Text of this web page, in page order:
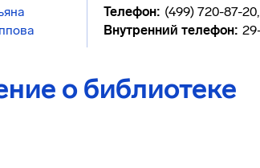
Телефон: (499) 720-87-20,
Внутренний телефон:
о библиотеке